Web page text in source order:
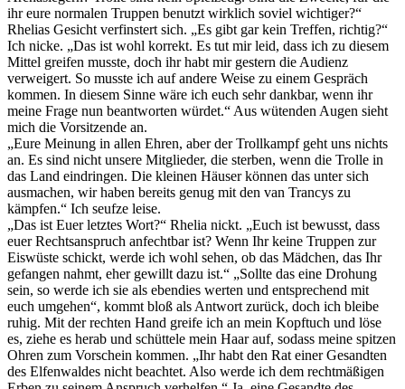
ihr eure normalen Truppen benutzt wirklich soviel wichtiger?“
Rhelias Gesicht verfinstert sich. „Es gibt gar kein Treffen, richtig?“
Ich nicke. „Das ist wohl korrekt. Es tut mir leid, dass ich zu diesem
Mittel greifen musste, doch ihr habt mir gestern die Audienz
verweigert. So musste ich auf andere Weise zu einem Gespräch
kommen. In diesem Sinne wäre ich euch sehr dankbar, wenn ihr
meine Frage nun beantworten würdet.“ Aus wütenden Augen sieht
mich die Vorsitzende an.
„Eure Meinung in allen Ehren, aber der Trollkampf geht uns nichts
an. Es sind nicht unsere Mitglieder, die sterben, wenn die Trolle in
das Land eindringen. Die kleinen Häuser können das unter sich
ausmachen, wir haben bereits genug mit den van Trancys zu
kämpfen.“ Ich seufze leise.
„Das ist Euer letztes Wort?“ Rhelia nickt. „Euch ist bewusst, dass
euer Rechtsanspruch anfechtbar ist? Wenn Ihr keine Truppen zur
Eiswüste schickt, werde ich wohl sehen, ob das Mädchen, das Ihr
gefangen nahmt, eher gewillt dazu ist.“ „Sollte das eine Drohung
sein, so werde ich sie als ebendies werten und entsprechend mit
euch umgehen“, kommt bloß als Antwort zurück, doch ich bleibe
ruhig. Mit der rechten Hand greife ich an mein Kopftuch und löse
es, ziehe es herab und schüttele mein Haar auf, sodass meine spitzen
Ohren zum Vorschein kommen. „Ihr habt den Rat einer Gesandten
des Elfenwaldes nicht beachtet. Also werde ich dem rechtmäßigen